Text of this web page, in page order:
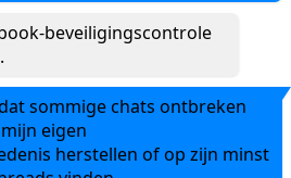
beveiligingscontrole
sommige chats ontbreken
eigen
herstellen of op zijn minst